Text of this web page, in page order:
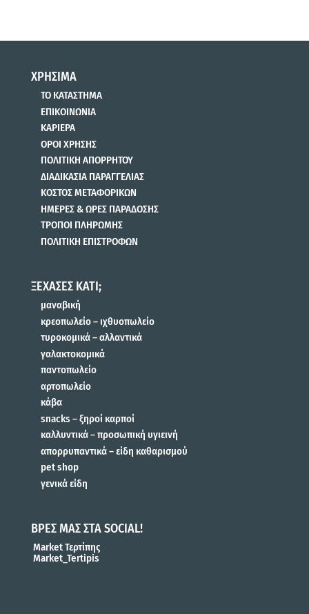
ΧΡΗΣΙΜΑ
ΤΟ ΚΑΤΑΣΤΗΜΑ
ΕΠΙΚΟΙΝΩΝΙΑ
ΚΑΡΙΕΡΑ
ΟΡΟΙ ΧΡΗΣΗΣ
ΠΟΛΙΤΙΚΗ ΑΠΟΡΡΗΤΟΥ
ΔΙΑΔΙΚΑΣΙΑ ΠΑΡΑΓΓΕΛΙΑΣ
ΚΟΣΤΟΣ ΜΕΤΑΦΟΡΙΚΩΝ
ΗΜΕΡΕΣ & ΩΡΕΣ ΠΑΡΑΔΟΣΗΣ
ΤΡΟΠΟΙ ΠΛΗΡΩΜΗΣ
ΠΟΛΙΤΙΚΗ ΕΠΙΣΤΡΟΦΩΝ
ΞΕΧΑΣΕΣ ΚΑΤΙ;
μαναβική
κρεοπωλείο – ιχθυοπωλείο
τυροκομικά – αλλαντικά
γαλακτοκομικά
παντοπωλείο
αρτοπωλείο
κάβα
snacks – ξηροί καρποί
καλλυντικά – προσωπική υγιεινή
απορρυπαντικά – είδη καθαρισμού
pet shop
γενικά είδη
ΒΡΕΣ ΜΑΣ ΣΤΑ SOCIAL!
Market Τερτίπης
Market_Tertipis